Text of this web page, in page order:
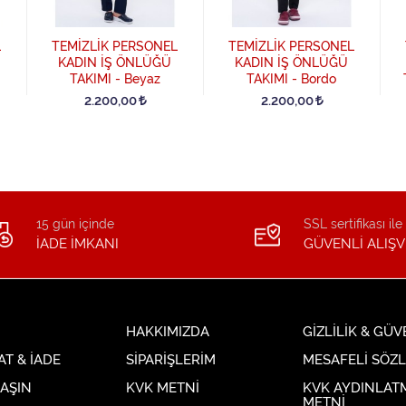
TEMİZLİK PERSONEL
KADIN İŞ ÖNLÜĞÜ
TAKIMI - Beyaz
2.200,00
TEMİZLİK PERSONEL
KADIN İŞ ÖNLÜĞÜ
TAKIMI - Bordo
2.200,00
15 gün içinde
İADE İMKANI
SSL sertifikası ile
GÜVENLİ
HAKKIMIZDA
GİZLİLİK &
& İADE
SİPARİŞLERİM
MESAFELİ
KVK METNİ
KVK
METNİ